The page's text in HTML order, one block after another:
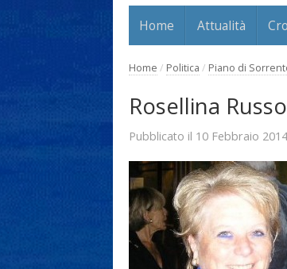
Home Attualità
Home / Politica / Piano di
Rosellina
Pubblicato il 10 Febbraio 2014